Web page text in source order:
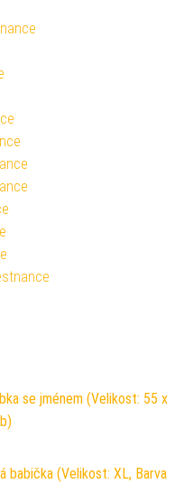
se jménem (Velikost: 55 x
babička (Velikost: XL, Barva